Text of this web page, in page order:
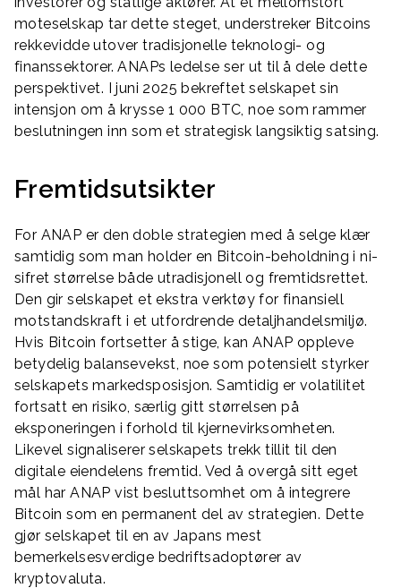
moteselskap tar dette steget, understreker Bitcoins
rekkevidde utover tradisjonelle teknologi- og
finanssektorer. ANAPs ledelse ser ut til å dele dette
perspektivet. I juni 2025 bekreftet selskapet sin
intensjon om å krysse 1 000 BTC, noe som rammer
beslutningen inn som et strategisk langsiktig satsing.
Fremtidsutsikter
For ANAP er den doble strategien med å selge klær
samtidig som man holder en Bitcoin-beholdning i ni-
sifret størrelse både utradisjonell og fremtidsrettet.
Den gir selskapet et ekstra verktøy for finansiell
motstandskraft i et utfordrende detaljhandelsmiljø.
Hvis Bitcoin fortsetter å stige, kan ANAP oppleve
betydelig balansevekst, noe som potensielt styrker
selskapets markedsposisjon. Samtidig er volatilitet
fortsatt en risiko, særlig gitt størrelsen på
eksponeringen i forhold til kjernevirksomheten.
Likevel signaliserer selskapets trekk tillit til den
digitale eiendelens fremtid. Ved å overgå sitt eget
mål har ANAP vist besluttsomhet om å integrere
Bitcoin som en permanent del av strategien. Dette
gjør selskapet til en av Japans mest
bemerkelsesverdige bedriftsadoptører av
kryptovaluta.